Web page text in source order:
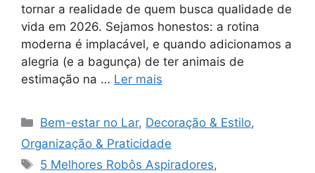
tornar a realidade de quem busca qualidade de
vida em 2026. Sejamos honestos: a rotina
moderna é implacável, e quando adicionamos a
alegria (e a bagunça) de ter animais de
estimação na … Ler mais
Categorias
Bem-estar no Lar, Decoração & Estilo,
Organização & Praticidade
Tags
5 Melhores Robôs Aspiradores,